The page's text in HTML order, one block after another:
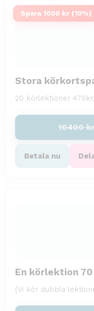
Spara 1000 kr (10%)
Stora
20 körlektioner
10400
Betala nu
En körlektion 70
(Vi kör dubbla